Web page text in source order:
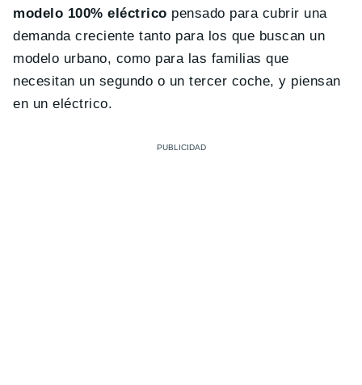
modelo 100% eléctrico pensado para cubrir una
demanda creciente tanto para los que buscan un
modelo urbano, como para las familias que
necesitan un segundo o un tercer coche, y piensan
en un eléctrico.